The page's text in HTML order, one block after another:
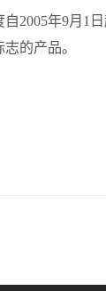
年9月1日
的产品。